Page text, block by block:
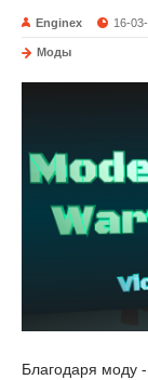
Enginex 16-
Моды
Благодаря моду -